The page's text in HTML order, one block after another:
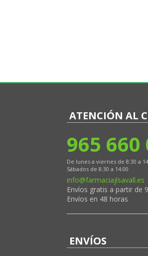
ATENCIÓN AL
965 660
De lunes a viernes de 8:30 a
Sábados de 8:30 a 14:00
info@farmaciajlsavall.es
Envíos gratis a partir de
Envíos en 48 horas
ENVÍOS